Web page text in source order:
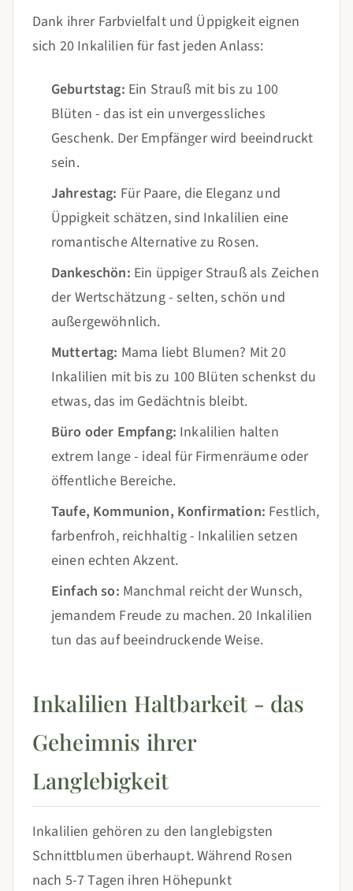
Dank ihrer Farbvielfalt und Üppigkeit eignen
sich 20 Inkalilien für fast jeden Anlass:
Geburtstag: Ein Strauß mit bis zu 100
Blüten - das ist ein unvergessliches
Geschenk. Der Empfänger wird beeindruckt
sein.
Jahrestag: Für Paare, die Eleganz und
Üppigkeit schätzen, sind Inkalilien eine
romantische Alternative zu Rosen.
Dankeschön: Ein üppiger Strauß als Zeichen
der Wertschätzung - selten, schön und
außergewöhnlich.
Muttertag: Mama liebt Blumen? Mit 20
Inkalilien mit bis zu 100 Blüten schenkst du
etwas, das im Gedächtnis bleibt.
Büro oder Empfang: Inkalilien halten
extrem lange - ideal für Firmenräume oder
öffentliche Bereiche.
Taufe, Kommunion, Konfirmation: Festlich,
farbenfroh, reichhaltig - Inkalilien setzen
einen echten Akzent.
Einfach so: Manchmal reicht der Wunsch,
jemandem Freude zu machen. 20 Inkalilien
tun das auf beeindruckende Weise.
Inkalilien Haltbarkeit - das
Geheimnis ihrer
Langlebigkeit
Inkalilien gehören zu den langlebigsten
Schnittblumen überhaupt. Während Rosen
nach 5-7 Tagen ihren Höhepunkt